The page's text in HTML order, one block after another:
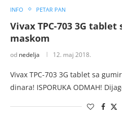
INFO PETAR PAN
Vivax TPC-703 3G
maskom
od nedelja 12. maj 2018.
Vivax TPC-703 3G tablet sa
dinara! ISPORUKA ODMAH!